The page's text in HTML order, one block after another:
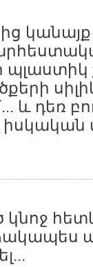
կանայք
պլաստիկ
և դեռ
իսկական
կնոջ